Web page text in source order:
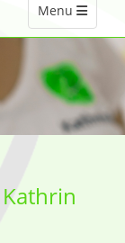
Toggle
Menu